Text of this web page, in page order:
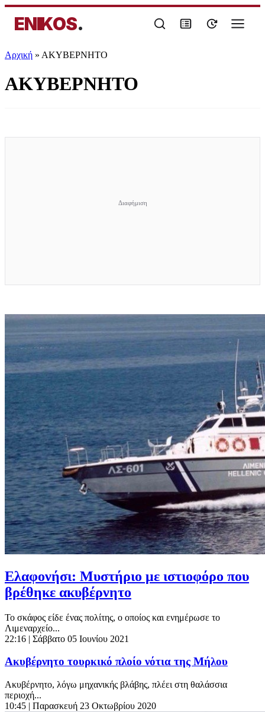
ENIKOS.
Αρχική » ΑΚΥΒΕΡΝΗΤΟ
ΑΚΥΒΕΡΝΗΤΟ
Ελαφονήσι: Μυστήριο με ιστιοφόρο που
βρέθηκε ακυβέρνητο
Το σκάφος είδε ένας πολίτης, ο οποίος και ενημέρωσε το
Λιμεναρχείο...
22:16 | Σάββατο 05 Ιουνίου 2021
Ακυβέρνητο τουρκικό πλοίο νότια της Μήλου
Ακυβέρνητο, λόγω μηχανικής βλάβης, πλέει στη θαλάσσια
περιοχή...
10:45 | Παρασκευή 23 Οκτωβρίου 2020